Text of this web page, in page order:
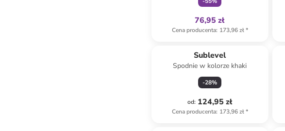
76,95 zł
Cena producenta: 173,96 zł*
Sublevel
Spodnie w kolorze khaki
-28%
od: 124,95 zł
Cena producenta: 173,96 zł*